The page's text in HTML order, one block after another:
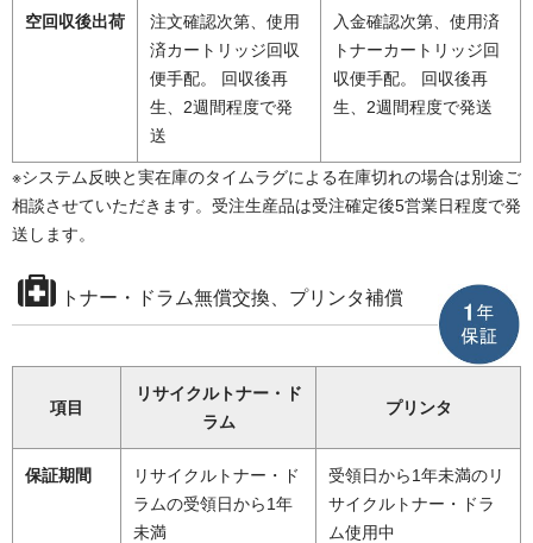
空回収後出荷
注文確認次第、使用
済カートリッジ回収
便手配。 回収後再
生、2週間程度で発
送
入金確認次第、使用済
トナーカートリッジ回
収便手配。 回収後再
生、2週間程度で発送
※システム反映と実在庫のタイムラグによる在庫切れの場合は別途ご
相談させていただきます。受注生産品は受注確定後5営業日程度で発
送します。
トナー・ドラム無償交換、プリンタ補償
項目
リサイクルトナー・ド
ラム
プリンタ
保証期間
リサイクルトナー・ド
ラムの受領日から1年
未満
受領日から1年未満のリ
サイクルトナー・ドラ
ム使用中